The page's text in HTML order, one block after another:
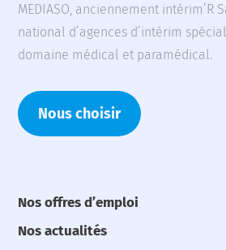
MEDIASO, anciennement intérim’R
national d’agences d’intérim
domaine médical et paramédical.
Nous choisir
Nos offres d’emploi
Nos actualités